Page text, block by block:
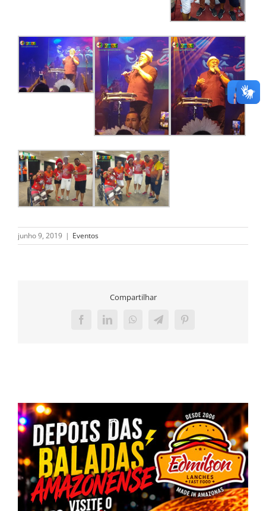
junho 9, 2019 | Eventos
Compartilhar
FacebookLinkedInWhatsAppTelegramPinterest